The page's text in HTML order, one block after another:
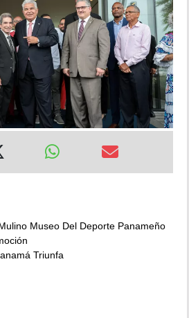
Museo Del Deporte Panameño
Triunfa